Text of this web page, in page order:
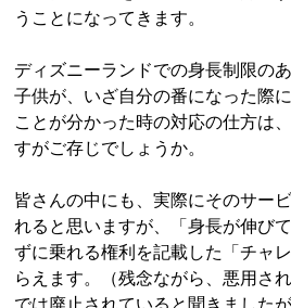
うことになってきます。
ディズニーランドでの身長制限の
子供が、いざ自分の番になった際
ことが分かった時の対応の仕方は
すがご存じでしょうか。
皆さんの中にも、実際にそのサー
れると思いますが、「身長が伸び
ずに乗れる権利を記載した「チャ
らえます。（残念ながら、悪用さ
では廃止されていると聞きました